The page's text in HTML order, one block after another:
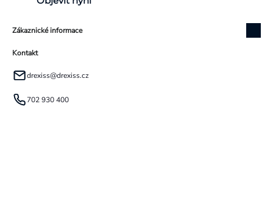
Zákaznické informace
Kontakt
drexiss@drexiss.cz
702 930 400